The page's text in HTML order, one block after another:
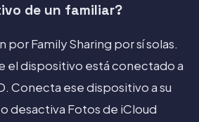
de un familiar?
por Family Sharing por sí solas.
el dispositivo está conectado a
Conecta ese dispositivo a su
desactiva Fotos de iCloud